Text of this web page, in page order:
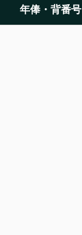
年俸・背番号